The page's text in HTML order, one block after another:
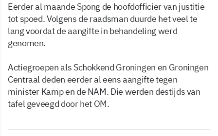
Eerder al maande Spong de hoofdofficier van justitie
tot spoed. Volgens de raadsman duurde het veel te
lang voordat de aangifte in behandeling werd
genomen.
Actiegroepen als Schokkend Groningen en Groningen
Centraal deden eerder al eens aangifte tegen
minister Kamp en de NAM. Die werden destijds van
tafel geveegd door het OM.